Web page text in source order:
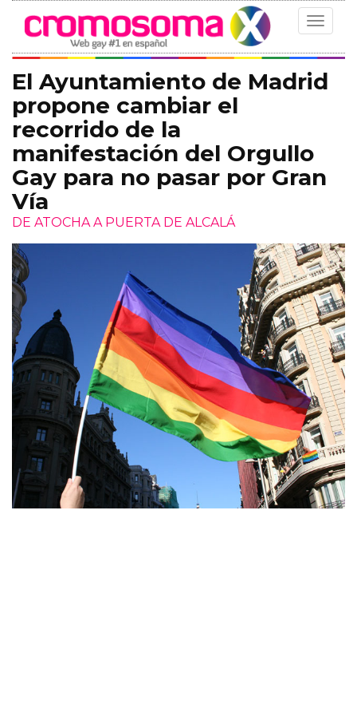
Toggle
El Ayuntamiento de Madrid
propone cambiar el
recorrido de la
manifestación del Orgullo
Gay para no pasar por Gran
Vía
DE ATOCHA A PUERTA DE ALCALÁ